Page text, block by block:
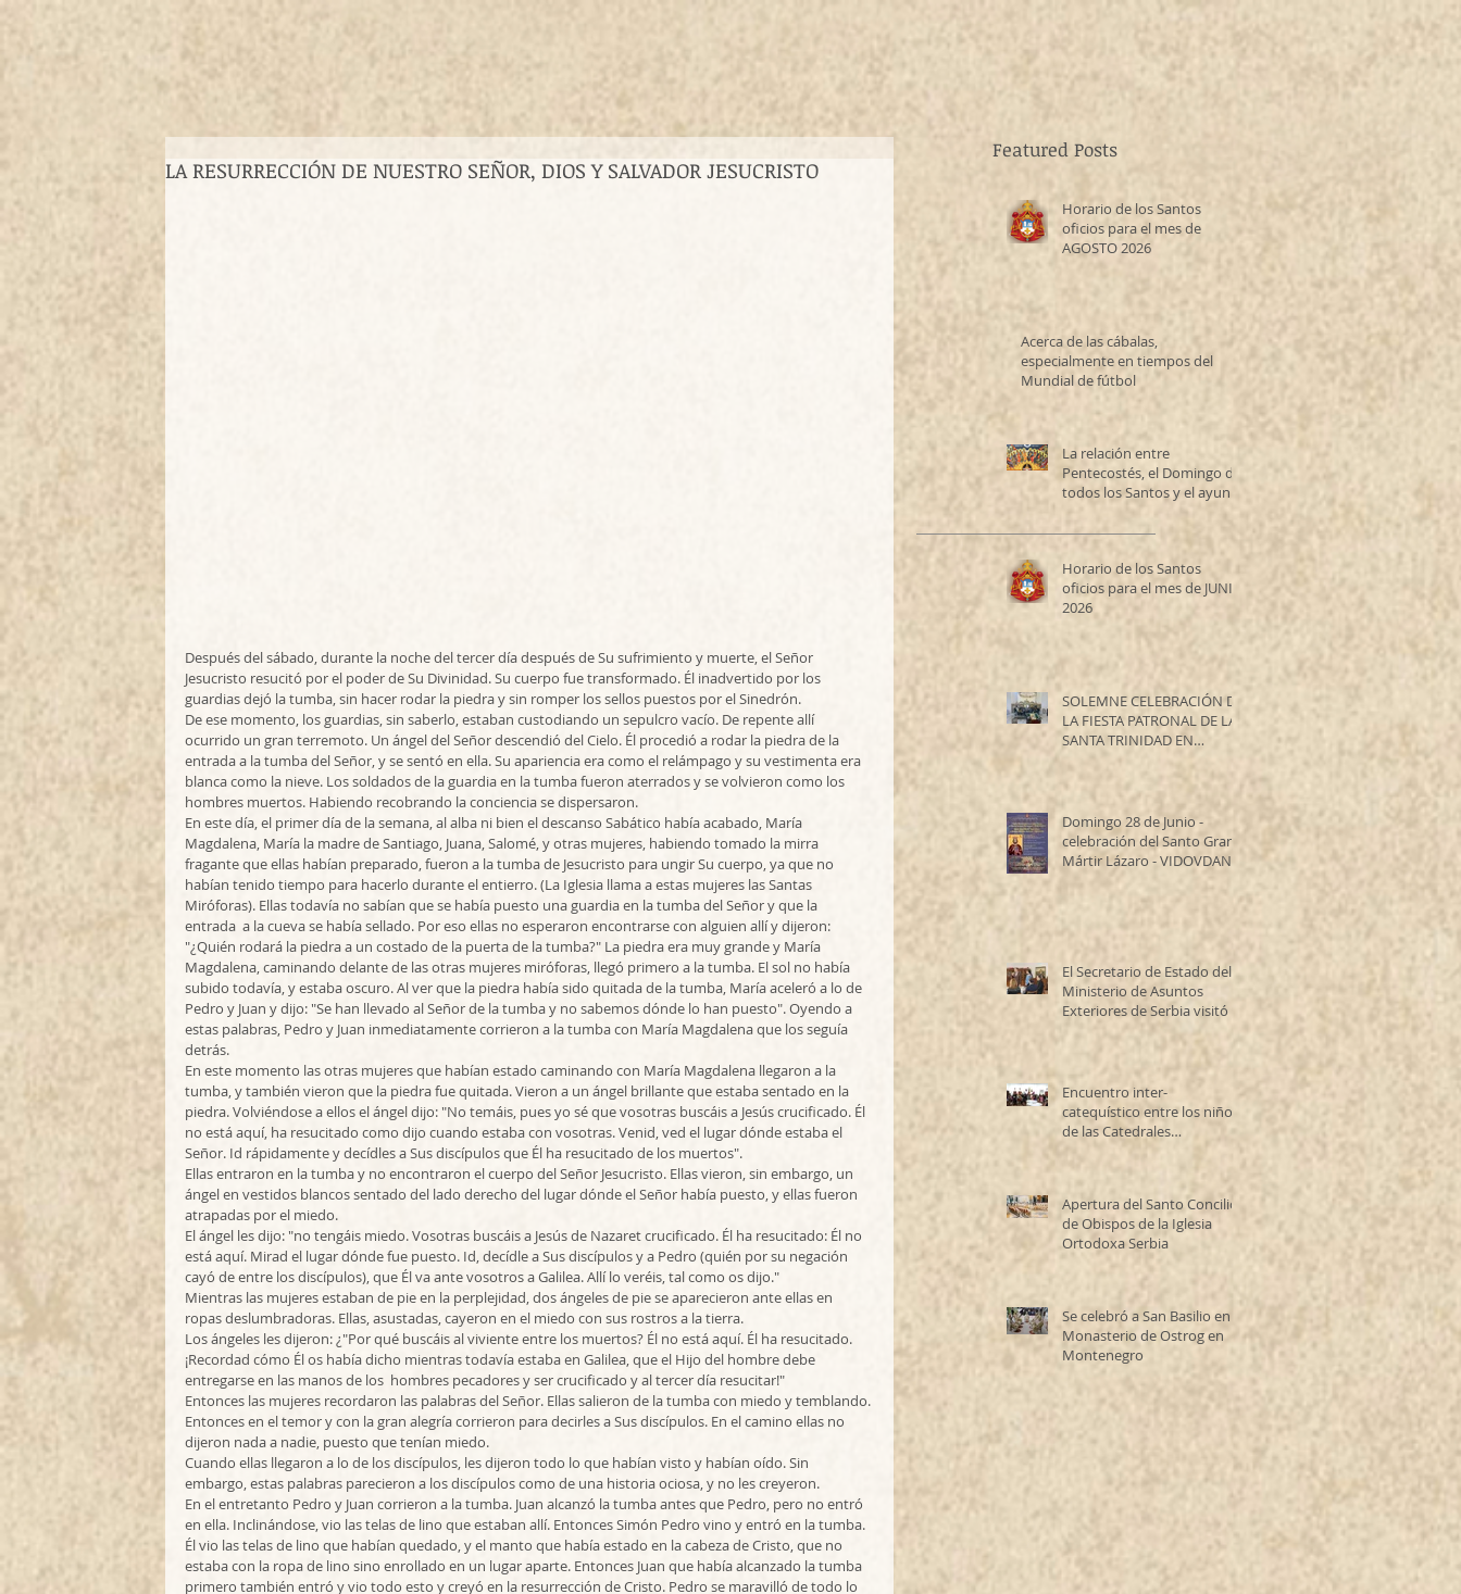
LA RESURRECCIÓN DE NUESTRO SEÑOR, DIOS Y SALVADOR JESUCRISTO
Después del sábado, durante la noche del tercer día después de Su sufrimiento y muerte, el Señor
Jesucristo resucitó por el poder de Su Divinidad. Su cuerpo fue transformado. Él inadvertido por los
guardias dejó la tumba, sin hacer rodar la piedra y sin romper los sellos puestos por el Sinedrón.
De ese momento, los guardias, sin saberlo, estaban custodiando un sepulcro vacío. De repente allí
ocurrido un gran terremoto. Un ángel del Señor descendió del Cielo. Él procedió a rodar la piedra de la
entrada a la tumba del Señor, y se sentó en ella. Su apariencia era como el relámpago y su vestimenta era
blanca como la nieve. Los soldados de la guardia en la tumba fueron aterrados y se volvieron como los
hombres muertos. Habiendo recobrando la conciencia se dispersaron.
En este día, el primer día de la semana, al alba ni bien el descanso Sabático había acabado, María
Magdalena, María la madre de Santiago, Juana, Salomé, y otras mujeres, habiendo tomado la mirra
fragante que ellas habían preparado, fueron a la tumba de Jesucristo para ungir Su cuerpo, ya que no
habían tenido tiempo para hacerlo durante el entierro. (La Iglesia llama a estas mujeres las Santas
Miróforas). Ellas todavía no sabían que se había puesto una guardia en la tumba del Señor y que la
entrada  a la cueva se había sellado. Por eso ellas no esperaron encontrarse con alguien allí y dijeron:
"¿Quién rodará la piedra a un costado de la puerta de la tumba?" La piedra era muy grande y María
Magdalena, caminando delante de las otras mujeres miróforas, llegó primero a la tumba. El sol no había
subido todavía, y estaba oscuro. Al ver que la piedra había sido quitada de la tumba, María aceleró a lo de
Pedro y Juan y dijo: "Se han llevado al Señor de la tumba y no sabemos dónde lo han puesto". Oyendo a
estas palabras, Pedro y Juan inmediatamente corrieron a la tumba con María Magdalena que los seguía
detrás.
En este momento las otras mujeres que habían estado caminando con María Magdalena llegaron a la
tumba, y también vieron que la piedra fue quitada. Vieron a un ángel brillante que estaba sentado en la
piedra. Volviéndose a ellos el ángel dijo: "No temáis, pues yo sé que vosotras buscáis a Jesús crucificado. Él
no está aquí, ha resucitado como dijo cuando estaba con vosotras. Venid, ved el lugar dónde estaba el
Señor. Id rápidamente y decídles a Sus discípulos que Él ha resucitado de los muertos".
Ellas entraron en la tumba y no encontraron el cuerpo del Señor Jesucristo. Ellas vieron, sin embargo, un
ángel en vestidos blancos sentado del lado derecho del lugar dónde el Señor había puesto, y ellas fueron
atrapadas por el miedo.
El ángel les dijo: "no tengáis miedo. Vosotras buscáis a Jesús de Nazaret crucificado. Él ha resucitado: Él no
está aquí. Mirad el lugar dónde fue puesto. Id, decídle a Sus discípulos y a Pedro (quién por su negación
cayó de entre los discípulos), que Él va ante vosotros a Galilea. Allí lo veréis, tal como os dijo."
Mientras las mujeres estaban de pie en la perplejidad, dos ángeles de pie se aparecieron ante ellas en
ropas deslumbradoras. Ellas, asustadas, cayeron en el miedo con sus rostros a la tierra.
Los ángeles les dijeron: ¿"Por qué buscáis al viviente entre los muertos? Él no está aquí. Él ha resucitado.
¡Recordad cómo Él os había dicho mientras todavía estaba en Galilea, que el Hijo del hombre debe
entregarse en las manos de los  hombres pecadores y ser crucificado y al tercer día resucitar!"
Entonces las mujeres recordaron las palabras del Señor. Ellas salieron de la tumba con miedo y temblando.
Entonces en el temor y con la gran alegría corrieron para decirles a Sus discípulos. En el camino ellas no
dijeron nada a nadie, puesto que tenían miedo.
Cuando ellas llegaron a lo de los discípulos, les dijeron todo lo que habían visto y habían oído. Sin
embargo, estas palabras parecieron a los discípulos como de una historia ociosa, y no les creyeron.
En el entretanto Pedro y Juan corrieron a la tumba. Juan alcanzó la tumba antes que Pedro, pero no entró
en ella. Inclinándose, vio las telas de lino que estaban allí. Entonces Simón Pedro vino y entró en la tumba.
Él vio las telas de lino que habían quedado, y el manto que había estado en la cabeza de Cristo, que no
estaba con la ropa de lino sino enrollado en un lugar aparte. Entonces Juan que había alcanzado la tumba
primero también entró y vio todo esto y creyó en la resurrección de Cristo. Pedro se maravilló de todo lo
Featured Posts
Horario de los Santos
oficios para el mes de
AGOSTO 2026
Acerca de las cábalas,
especialmente en tiempos del
Mundial de fútbol
La relación entre
Pentecostés, el Domingo de
todos los Santos y el ayuno
de los Santos Apóstoles
Horario de los Santos
oficios para el mes de JUNIO
2026
SOLEMNE CELEBRACIÓN DE
LA FIESTA PATRONAL DE LA
SANTA TRINIDAD EN
RESISTENCIA
Domingo 28 de Junio -
celebración del Santo Gran
Mártir Lázaro - VIDOVDAN
El Secretario de Estado del
Ministerio de Asuntos
Exteriores de Serbia visitó la
Catedral Ortodoxa Serbia
en Buenos Aires y habló con
Encuentro inter-
catequístico entre los niños
de las Catedrales
Antioqueña y Serbia
Apertura del Santo Concilio
de Obispos de la Iglesia
Ortodoxa Serbia
Se celebró a San Basilio en el
Monasterio de Ostrog en
Montenegro